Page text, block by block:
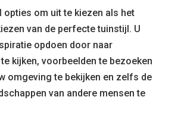
opties om uit te kiezen als het
van de perfecte tuinstijl. U
opdoen door naar
kijken, voorbeelden te bezoeken
omgeving te bekijken en zelfs de
van andere mensen te